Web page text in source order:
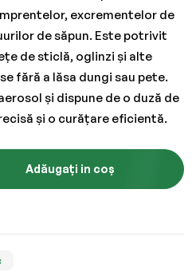
excrementelor de
de săpun. Este potrivit
de sticlă, oglinzi și alte
fără a lăsa dungi sau pete.
și dispune de o duză de
și o curățare eficientă.
Adăugați in coș